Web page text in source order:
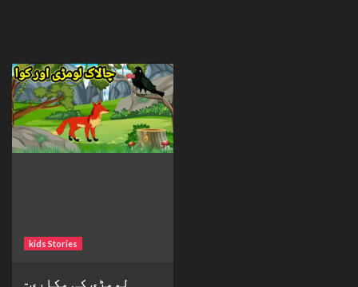
kids Stories
لومڑی کی مکاری-